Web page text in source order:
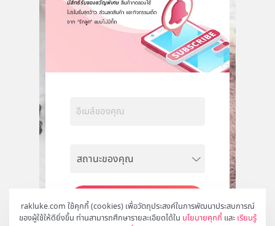
rakluke.com ใช้คุกกี้ (cookies) เพื่อวัตถุประสงค์ในการพัฒนาประสบการณ์
ของผู้ใช้ให้ดียิ่งขึ้น ท่านสามารถศึกษารายละเอียดได้ใน นโยบายคุกกี้ และ เรียนรู้
สมัคร